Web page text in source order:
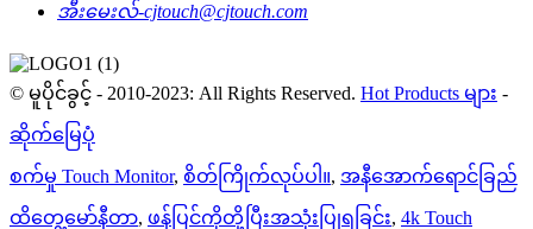
အီးမေးလ်-cjtouch@cjtouch.com
© မူပိုင်ခွင့် - 2010-2023: All Rights Reserved. Hot Products များ -
ဆိုက်မြေပုံ
စက်မှု Touch Monitor, စိတ်ကြိုက်လုပ်ပါ။, အနီအောက်ရောင်ခြည်
ထိတွေ့မော်နီတာ, ဖန်ပြင်ကိုတို့ပြီးအသုံးပြုရခြင်း, 4k Touch